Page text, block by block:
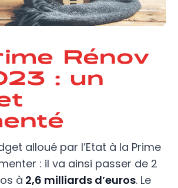
Rénov
: un
alloué par l’Etat à la Prime
: il va ainsi passer de 2
à 2,6 milliards d’euros. Le